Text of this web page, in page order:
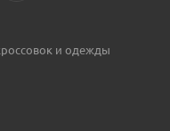
и одежды